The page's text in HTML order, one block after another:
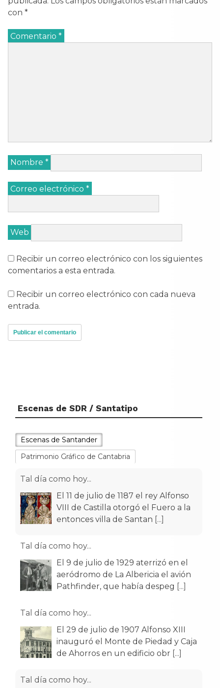
con *
Comentario *
Nombre *
Correo electrónico *
Web
Recibir un correo electrónico con los siguientes
comentarios a esta entrada.
Recibir un correo electrónico con cada nueva
entrada.
Escenas de SDR / Santatipo
Escenas de Santander
Patrimonio Gráfico de Cantabria
Tal día como hoy...
El 11 de julio de 1187 el rey Alfonso
VIII de Castilla otorgó el Fuero a la
entonces villa de Santan [...]
Tal día como hoy...
El 9 de julio de 1929 aterrizó en el
aeródromo de La Albericia el avión
Pathfinder, que había despeg [...]
Tal día como hoy...
El 29 de julio de 1907 Alfonso XIII
inauguró el Monte de Piedad y Caja
de Ahorros en un edificio obr [...]
Tal día como hoy...